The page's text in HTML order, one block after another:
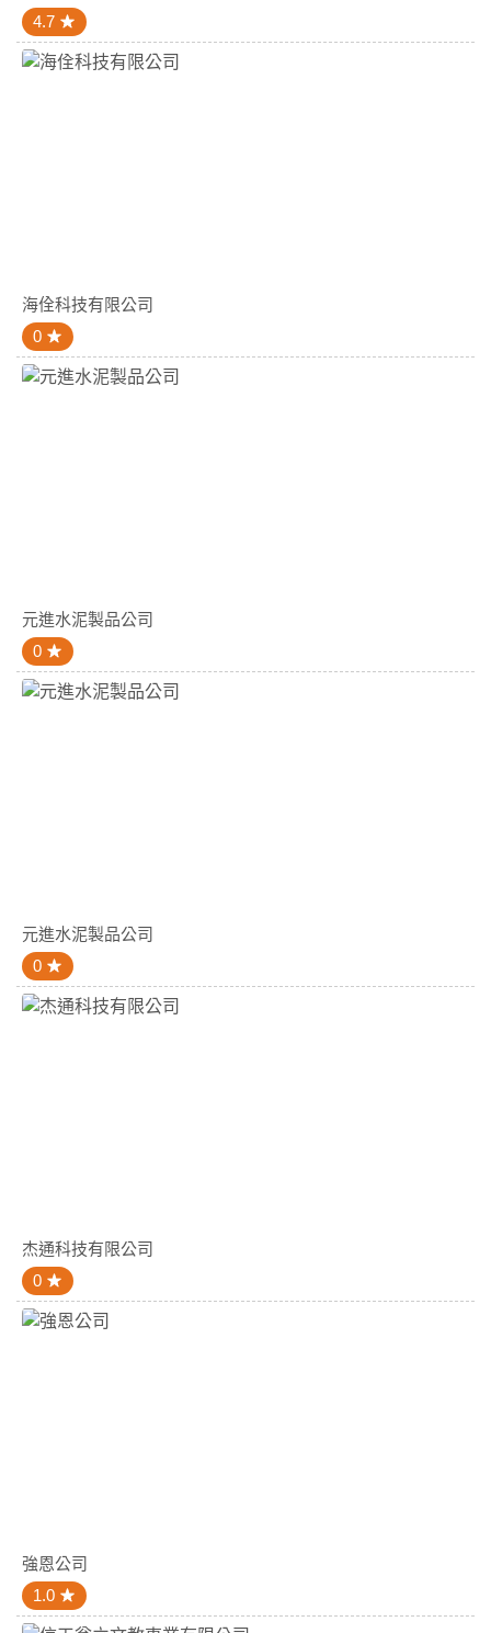
4.7
海佺科技有限公司
0
元進水泥製品公司
0
元進水泥製品公司
0
杰通科技有限公司
0
強恩公司
1.0